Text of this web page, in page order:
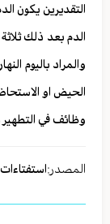
التقديرين يكون
الدم بعد ذلك
والمراد باليوم
الحيض او
وظائف في التطهير
المصدر: